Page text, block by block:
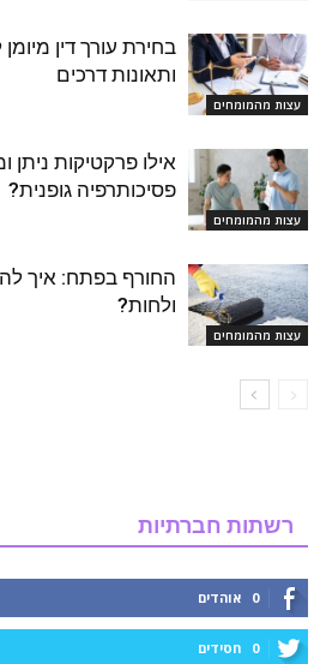
עצות מהמומחים
בחירת עורך דין
ותאונות דרכים
עצות מהמומחים
אילו פרקטיקות
פסיכותרפיה גופנית?
עצות מהמומחים
החורף בפתח: איך
ולחות?
רשתות חברתיות
0 אוהדים
0 חסידים